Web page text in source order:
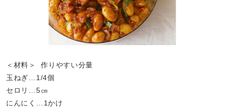
＜材料＞ 作りやすい分量
玉ねぎ…1/4個
セロリ…5㎝
にんにく…1かけ